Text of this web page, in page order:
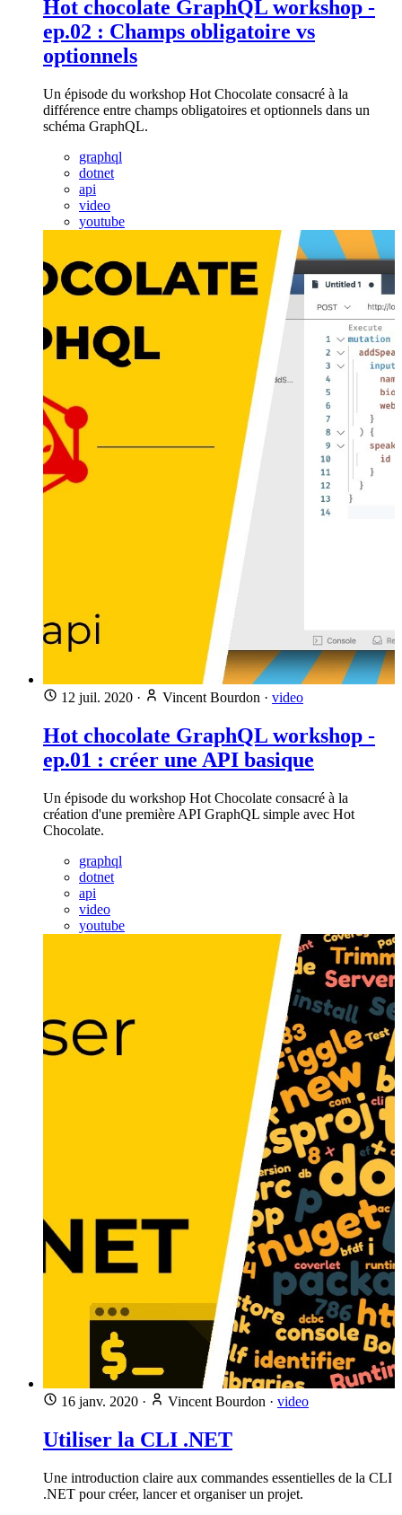
Hot chocolate GraphQL workshop -
ep.02 : Champs obligatoire vs
optionnels
Un épisode du workshop Hot Chocolate consacré à la
différence entre champs obligatoires et optionnels dans un
schéma GraphQL.
graphql
dotnet
api
video
youtube
12 juil. 2020 · Vincent Bourdon · video
Hot chocolate GraphQL workshop -
ep.01 : créer une API basique
Un épisode du workshop Hot Chocolate consacré à la
création d'une première API GraphQL simple avec Hot
Chocolate.
graphql
dotnet
api
video
youtube
16 janv. 2020 · Vincent Bourdon · video
Utiliser la CLI .NET
Une introduction claire aux commandes essentielles de la CLI
.NET pour créer, lancer et organiser un projet.